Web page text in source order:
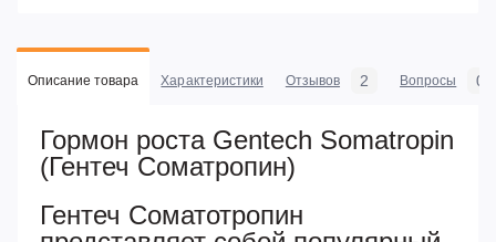
Описание товара Характеристики Отзывов 2 Вопросы 0
Гормон роста Gentech Somatropin
(Гентеч Соматропин)
Гентеч Соматотропин